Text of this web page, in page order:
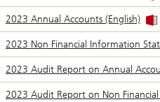
2023 Annual Accounts (English)
2023 Non Financial Information
2023 Audit Report on Annual
2023 Audit Report on Non